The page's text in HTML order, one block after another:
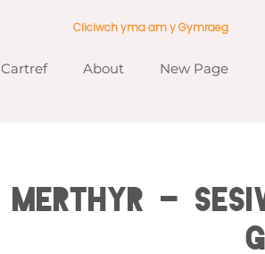
Cartref About New Page
Cliciwch yma am y Gymraeg
Merthyr -